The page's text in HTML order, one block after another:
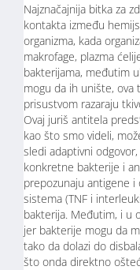
Najznačajnija bitka za
kontakta između
organizma, kada
makrofage, plazma
bakterijama, međutim
mogu da ih unište, ova
prisustvom razaraju
Ovaj juriš antitela
kao što smo videli,
sledi adaptivni
konkretne bakterije i
prepozunaju antigene
sistema (TNF i
bakterija. Međutim, i u
jer bakterije mogu da
tako da dolazi do
što onda direktno